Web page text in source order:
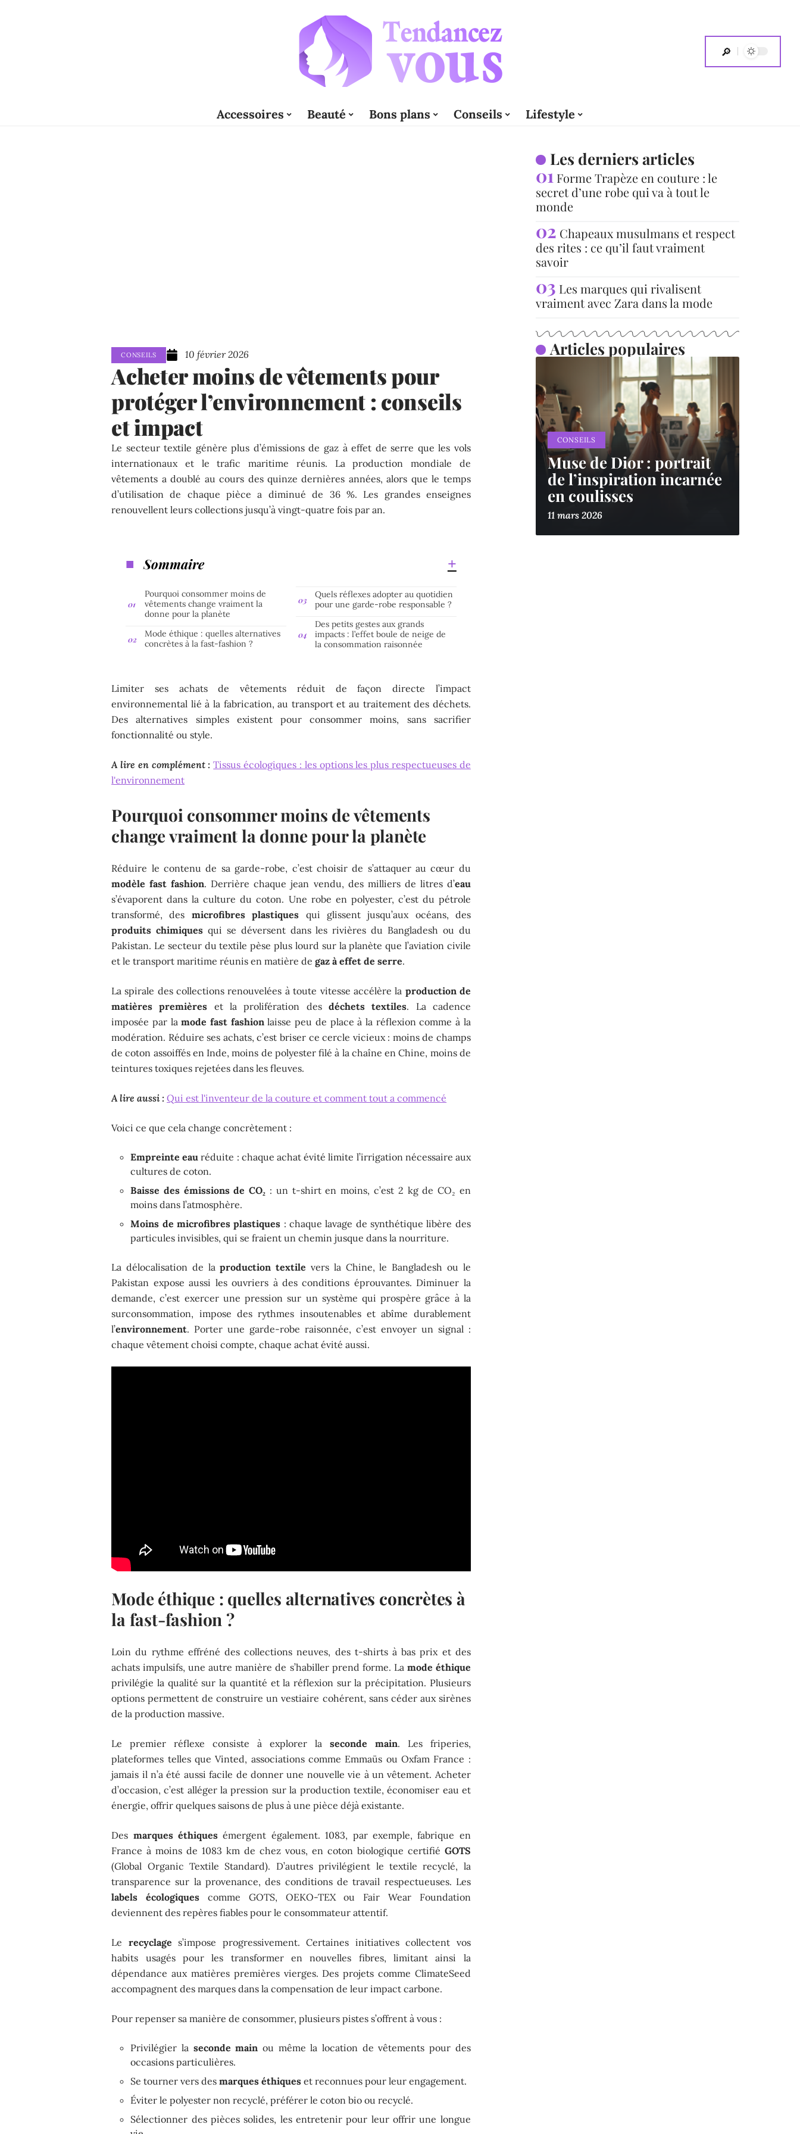
Accessoires Beauté Bons plans Conseils Lifestyle
CONSEILS 10 février 2026
Acheter moins de vêtements pour
protéger l’environnement : conseils
et impact
Le secteur textile génère plus d’émissions de gaz à effet de serre que les vols
internationaux et le trafic maritime réunis. La production mondiale de
vêtements a doublé au cours des quinze dernières années, alors que le temps
d’utilisation de chaque pièce a diminué de 36 %. Les grandes enseignes
renouvellent leurs collections jusqu’à vingt-quatre fois par an.
Sommaire
Pourquoi consommer moins de
vêtements change vraiment la
donne pour la planète
Mode éthique : quelles alternatives
concrètes à la fast-fashion ?
Quels réflexes adopter au quotidien
pour une garde-robe responsable ?
Des petits gestes aux grands
impacts : l’effet boule de neige de
la consommation raisonnée
Limiter ses achats de vêtements réduit de façon directe l’impact
environnemental lié à la fabrication, au transport et au traitement des déchets.
Des alternatives simples existent pour consommer moins, sans sacrifier
fonctionnalité ou style.
A lire en complément : Tissus écologiques : les options les plus respectueuses de
l'environnement
Pourquoi consommer moins de vêtements
change vraiment la donne pour la planète
Réduire le contenu de sa garde-robe, c’est choisir de s’attaquer au cœur du
modèle fast fashion. Derrière chaque jean vendu, des milliers de litres d’eau
s’évaporent dans la culture du coton. Une robe en polyester, c’est du pétrole
transformé, des microfibres plastiques qui glissent jusqu’aux océans, des
produits chimiques qui se déversent dans les rivières du Bangladesh ou du
Pakistan. Le secteur du textile pèse plus lourd sur la planète que l’aviation civile
et le transport maritime réunis en matière degaz à effet de serre.
La spirale des collections renouvelées à toute vitesse accélère la production de
matières premières et la prolifération des déchets textiles. La cadence
imposée par lamode fast fashionlaisse peu de place à la réflexion comme à la
modération. Réduire ses achats, c’est briser ce cercle vicieux : moins de champs
de coton assoiffés en Inde, moins de polyester filé à la chaîne en Chine, moins de
teintures toxiques rejetées dans les fleuves.
A lire aussi : Qui est l'inventeur de la couture et comment tout a commencé
Voici ce que cela change concrètement :
Empreinte eau réduite : chaque achat évité limite l’irrigation nécessaire aux
cultures de coton.
Baisse des émissions de CO₂ : un t-shirt en moins, c’est 2 kg de CO₂ en
moins dans l’atmosphère.
Moins de microfibres plastiques : chaque lavage de synthétique libère des
particules invisibles, qui se fraient un chemin jusque dans la nourriture.
La délocalisation de laproduction textile vers la Chine, le Bangladesh ou le
Pakistan expose aussi les ouvriers à des conditions éprouvantes. Diminuer la
demande, c’est exercer une pression sur un système qui prospère grâce à la
surconsommation, impose des rythmes insoutenables et abîme durablement
l’environnement. Porter une garde-robe raisonnée, c’est envoyer un signal :
chaque vêtement choisi compte, chaque achat évité aussi.
Mode éthique : quelles alternatives concrètes à
la fast-fashion ?
Loin du rythme effréné des collections neuves, des t-shirts à bas prix et des
achats impulsifs, une autre manière de s’habiller prend forme. La mode éthique
privilégie la qualité sur la quantité et la réflexion sur la précipitation. Plusieurs
options permettent de construire un vestiaire cohérent, sans céder aux sirènes
de la production massive.
Le premier réflexe consiste à explorer la seconde main. Les friperies,
plateformes telles que Vinted, associations comme Emmaüs ou Oxfam France :
jamais il n’a été aussi facile de donner une nouvelle vie à un vêtement. Acheter
d’occasion, c’est alléger la pression sur la production textile, économiser eau et
énergie, offrir quelques saisons de plus à une pièce déjà existante.
Des marques éthiquesémergent également. 1083, par exemple, fabrique en
France à moins de 1083 km de chez vous, en coton biologique certifié GOTS
(Global Organic Textile Standard). D’autres privilégient le textile recyclé, la
transparence sur la provenance, des conditions de travail respectueuses. Les
labels écologiquescomme GOTS, OEKO-TEX ou Fair Wear Foundation
deviennent des repères fiables pour le consommateur attentif.
Le recyclage s’impose progressivement. Certaines initiatives collectent vos
habits usagés pour les transformer en nouvelles fibres, limitant ainsi la
dépendance aux matières premières vierges. Des projets comme ClimateSeed
accompagnent des marques dans la compensation de leur impact carbone.
Pour repenser sa manière de consommer, plusieurs pistes s’offrent à vous :
Privilégier la seconde main ou même la location de vêtements pour des
occasions particulières.
Se tourner vers desmarques éthiques et reconnues pour leur engagement.
Éviter le polyester non recyclé, préférer le coton bio ou recyclé.
Sélectionner des pièces solides, les entretenir pour leur offrir une longue
Les derniers articles
Forme Trapèze en couture : le
secret d’une robe qui va à tout le
monde
Chapeaux musulmans et respect
des rites : ce qu’il faut vraiment
savoir
Les marques qui rivalisent
vraiment avec Zara dans la mode
Articles populaires
CONSEILS
Muse de Dior : portrait
de l’inspiration incarnée
en coulisses
11 mars 2026